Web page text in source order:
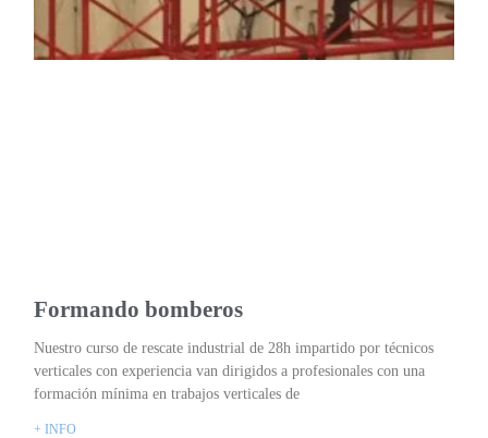
Formando bomberos
Nuestro curso de rescate industrial de 28h impartido por técnicos
verticales con experiencia van dirigidos a profesionales con una
formación mínima en trabajos verticales de
+ INFO